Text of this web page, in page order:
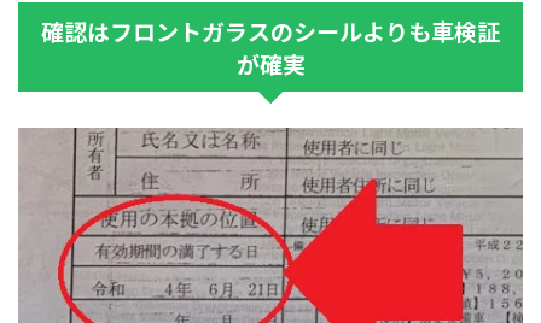
確認はフロントガラスのシールよりも車検証
が確実